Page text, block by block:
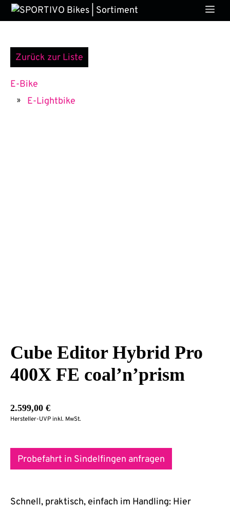
Zum
Inhalt
Zurück zur Liste
E-Bike
» E-Lightbike
Cube Editor Hybrid Pro
400X FE coal’n’prism
2.599,00 €
Hersteller-UVP inkl. MwSt.
Probefahrt in Sindelfingen anfragen
Schnell, praktisch, einfach im Handling: Hier